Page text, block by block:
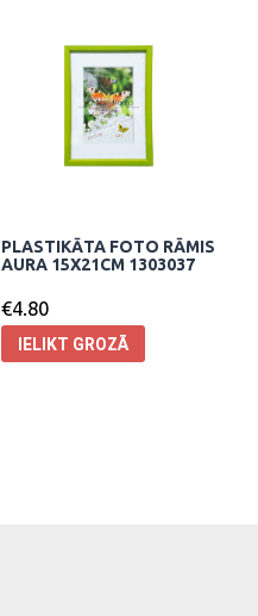
PLASTIKĀTA FOTO RĀMIS
AURA 15X21CM 1303037
€4.80
IELIKT GROZĀ